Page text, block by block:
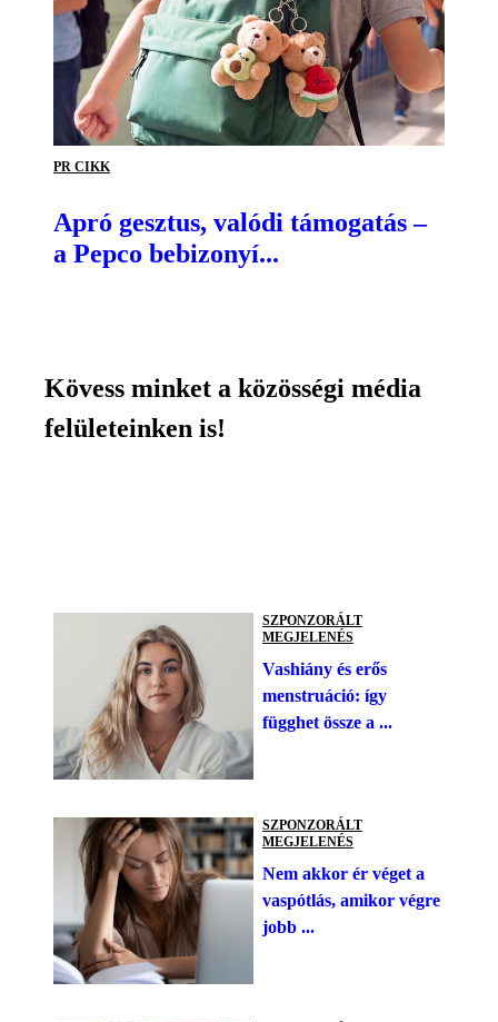
PR CIKK
Apró gesztus, valódi támogatás –
a Pepco bebizonyí...
Kövess minket a közösségi média
felületeinken is!
SZPONZORÁLT
MEGJELENÉS
Vashiány és erős
menstruáció: így
függhet össze a ...
SZPONZORÁLT
MEGJELENÉS
Nem akkor ér véget a
vaspótlás, amikor végre
jobb ...